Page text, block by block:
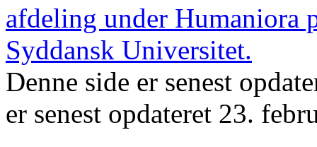
Denne side er senest
er senest opdateret 23.